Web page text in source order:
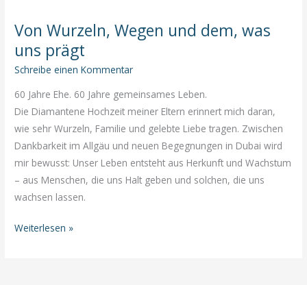
Von Wurzeln, Wegen und dem, was
uns prägt
Schreibe einen Kommentar
60 Jahre Ehe. 60 Jahre gemeinsames Leben.
Die Diamantene Hochzeit meiner Eltern erinnert mich daran,
wie sehr Wurzeln, Familie und gelebte Liebe tragen. Zwischen
Dankbarkeit im Allgäu und neuen Begegnungen in Dubai wird
mir bewusst: Unser Leben entsteht aus Herkunft und Wachstum
– aus Menschen, die uns Halt geben und solchen, die uns
wachsen lassen.
Von
Weiterlesen »